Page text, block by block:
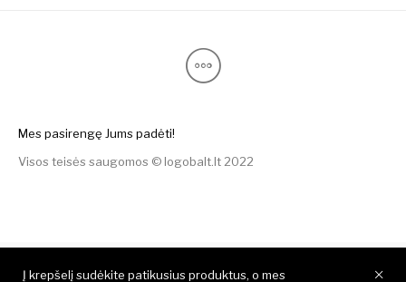
Mes pasirengę Jums padėti!
Visos teisės saugomos © logobalt.lt 2022
Į krepšelį sudėkite patikusius produktus, o mes